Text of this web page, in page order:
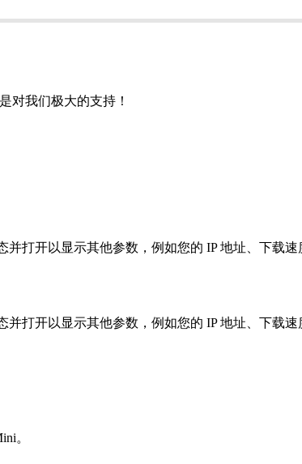
对我们极大的支持！
打开以显示其他参数，例如您的 IP 地址、下载速
打开以显示其他参数，例如您的 IP 地址、下载速
。